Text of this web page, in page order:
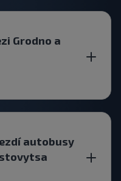
Grodno a
autobusy